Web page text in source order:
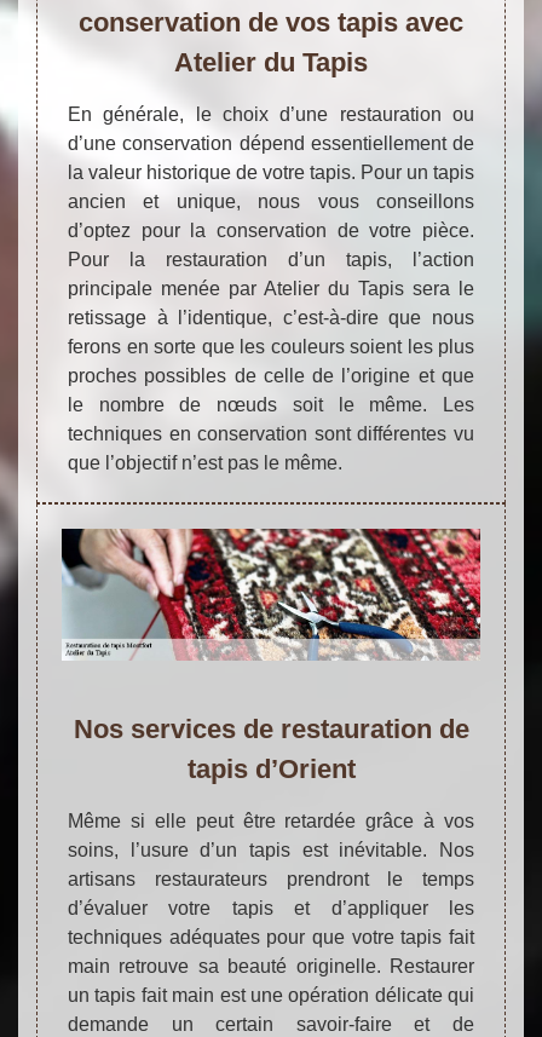
conservation de vos tapis avec
Atelier du Tapis
En générale, le choix d’une restauration ou
d’une conservation dépend essentiellement de
la valeur historique de votre tapis. Pour un tapis
ancien et unique, nous vous conseillons
d’optez pour la conservation de votre pièce.
Pour la restauration d’un tapis, l’action
principale menée par Atelier du Tapis sera le
retissage à l’identique, c’est-à-dire que nous
ferons en sorte que les couleurs soient les plus
proches possibles de celle de l’origine et que
le nombre de nœuds soit le même. Les
techniques en conservation sont différentes vu
que l’objectif n’est pas le même.
Nos services de restauration de
tapis d’Orient
Même si elle peut être retardée grâce à vos
soins, l’usure d’un tapis est inévitable. Nos
artisans restaurateurs prendront le temps
d’évaluer votre tapis et d’appliquer les
techniques adéquates pour que votre tapis fait
main retrouve sa beauté originelle. Restaurer
un tapis fait main est une opération délicate qui
demande un certain savoir-faire et de